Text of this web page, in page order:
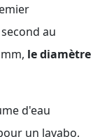
au
le diamètre
d'eau
un lavabo,